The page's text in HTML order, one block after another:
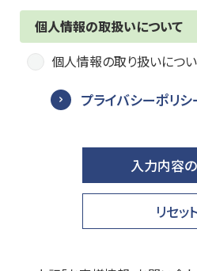
個人情報の取扱いについて
個人情報の取り扱いにつ
プライバシーポリ